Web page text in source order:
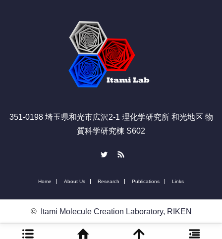
351-0198 埼玉県和光市広沢2-1 理化学研究所 和光地区 物
質科学研究棟 S602
Home About Us Research Publications Links
© Itami Molecule Creation Laboratory, RIKEN